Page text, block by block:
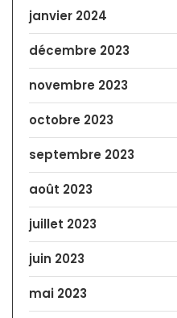
janvier 2024
décembre 2023
novembre 2023
octobre 2023
septembre 2023
août 2023
juillet 2023
juin 2023
mai 2023